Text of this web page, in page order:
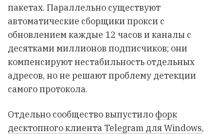
пакетах. Параллельно существуют
автоматические сборщики прокси с
обновлением каждые 12 часов и каналы с
десятками миллионов подписчиков; они
компенсируют нестабильность отдельных
адресов, но не решают проблему детекции
самого протокола.
Отдельно сообщество выпустило форк
десктопного клиента Telegram для Windows,